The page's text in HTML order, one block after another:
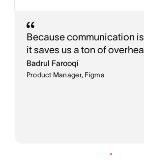
Because communication
it saves us a ton of
Badrul Farooqi
Product Manager, Figma